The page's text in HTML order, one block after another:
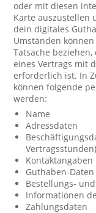
oder mit diesen
Karte auszustellen
dein digitales
Umständen
Tatsache
eines Vertrags mit
erforderlich ist. In
können folgende
werden:
Name
Adressdaten
Vertragsstunden)
Kontaktangaben
Guthaben-Daten
Bestellungs-
Informationen
Zahlungsdaten